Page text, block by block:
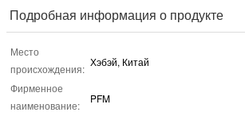
Подробная информация о продукте
Место
происхождения:
Хэбэй, Китай
Фирменное
наименование:
PFM